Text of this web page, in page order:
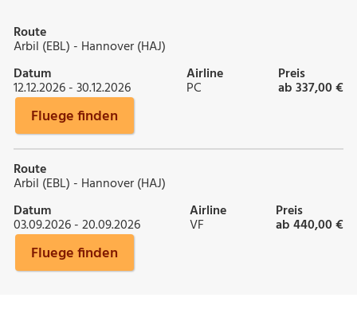
Route
Arbil (EBL) - Hannover (HAJ)
Datum
12.12.2026 - 30.12.2026
Airline
PC
Preis
ab 337,00 €
Fluege finden
Route
Arbil (EBL) - Hannover (HAJ)
Datum
03.09.2026 - 20.09.2026
Airline
VF
Preis
ab 440,00 €
Fluege finden